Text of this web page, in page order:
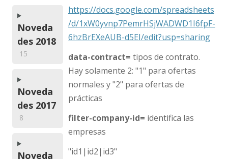
https://docs.google.com/spreadsheets
/d/1xW0yvnp7PemrHSjWADWD1I6fpF-
6hzBrEXeAUB-d5EI/edit?usp=sharing
data-contract= tipos de contrato.
Hay solamente 2: "1" para ofertas
normales y "2" para ofertas de
prácticas
filter-company-id= identifica las
empresas
"id1|id2|id3"
Noveda
des 2018
15
Noveda
des 2017
8
Noveda